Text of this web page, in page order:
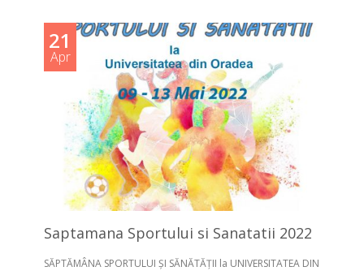
21
Apr
Saptamana Sportului si Sanatatii 2022
SĂPTĂMÂNA SPORTULUI ȘI SĂNĂTĂȚII la UNIVERSITATEA DIN